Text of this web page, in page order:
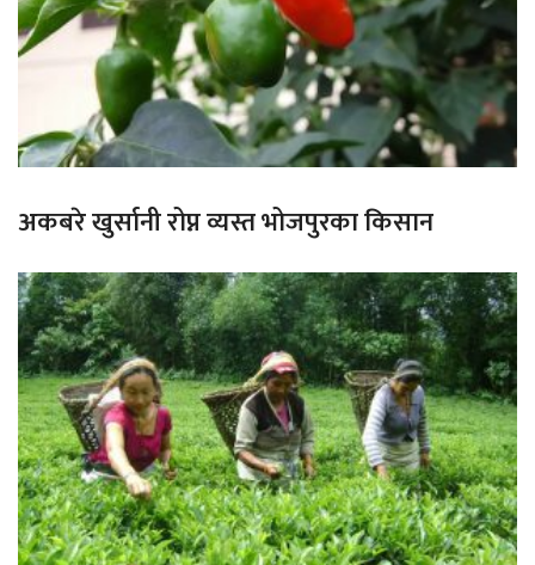
अकबरे खुर्सानी रोप्न व्यस्त भोजपुरका किसान